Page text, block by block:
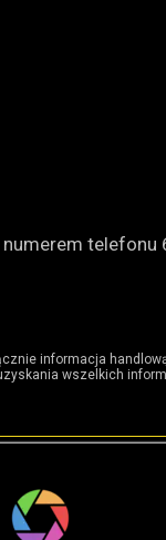
telefonu
informacja
wszelkich